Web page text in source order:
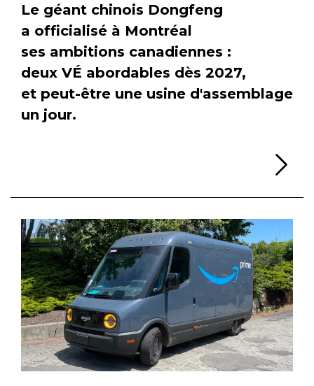
Le géant chinois Dongfeng
a officialisé à Montréal
ses ambitions canadiennes :
deux VÉ abordables dès 2027,
et peut-être une usine d'assemblage
un jour.